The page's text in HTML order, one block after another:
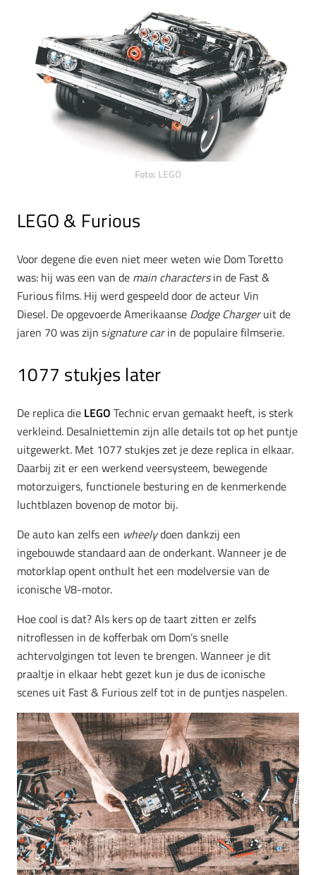
Foto: LEGO
LEGO & Furious
Voor degene die even niet meer weten wie Dom Toretto
was: hij was een van de main charactersin de Fast &
Furious films. Hij werd gespeeld door de acteur Vin
Diesel. De opgevoerde Amerikaanse Dodge Chargeruit de
jaren 70 was zijn signature carin de populaire filmserie.
1077 stukjes later
De replica die LEGO Technic ervan gemaakt heeft, is sterk
verkleind. Desalniettemin zijn alle details tot op het puntje
uitgewerkt. Met 1077 stukjes zet je deze replica in elkaar.
Daarbij zit er een werkend veersysteem, bewegende
motorzuigers, functionele besturing en de kenmerkende
luchtblazen bovenop de motor bij.
De auto kan zelfs een wheelydoen dankzij een
ingebouwde standaard aan de onderkant. Wanneer je de
motorklap opent onthult het een modelversie van de
iconische V8-motor.
Hoe cool is dat? Als kers op de taart zitten er zelfs
nitroflessen in de kofferbak om Dom’s snelle
achtervolgingen tot leven te brengen. Wanneer je dit
praaltje in elkaar hebt gezet kun je dus de iconische
scenes uit Fast & Furious zelf tot in de puntjes naspelen.